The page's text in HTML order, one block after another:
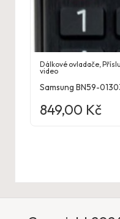
Dálkové ovladače,
video
Samsung BN59-
849,00 Kč